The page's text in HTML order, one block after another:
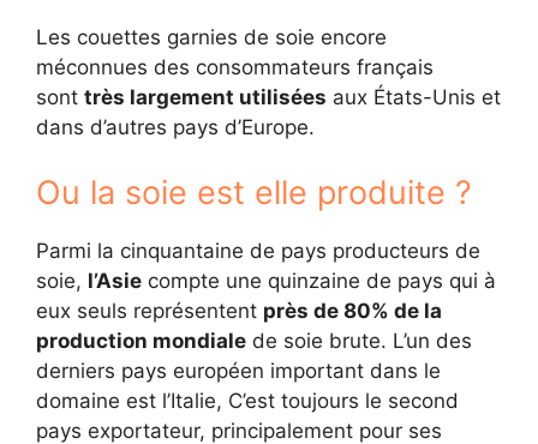
Les couettes garnies de soie encore
méconnues des consommateurs français
sont très largement utilisées aux États-Unis et
dans d’autres pays d’Europe.
Ou la soie est elle produite ?
Parmi la cinquantaine de pays producteurs de
soie, l’Asie compte une quinzaine de pays qui à
eux seuls représentent près de 80% de la
production mondiale de soie brute. L’un des
derniers pays européen important dans le
domaine est l’Italie, C’est toujours le second
pays exportateur, principalement pour ses